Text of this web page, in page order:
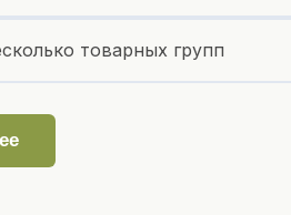
товарных групп